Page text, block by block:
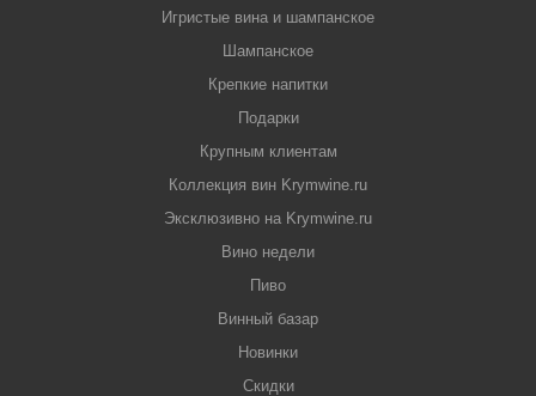
Игристые вина и шампанское
Шампанское
Крепкие напитки
Подарки
Крупным клиентам
Коллекция вин Krymwine.ru
Эксклюзивно на Krymwine.ru
Вино недели
Пиво
Винный базар
Новинки
Скидки